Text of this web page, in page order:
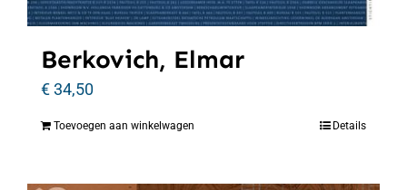
Berkovich, Elmar
€34,50
Toevoegen aan winkelwagen Details